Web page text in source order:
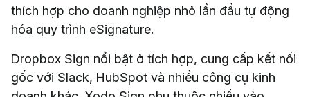
thích hợp cho doanh nghiệp nhỏ lần đầu tự động
hóa quy trình eSignature.
Dropbox Sign nổi bật ở tích hợp, cung cấp kết nối
gốc với Slack, HubSpot và nhiều công cụ kinh